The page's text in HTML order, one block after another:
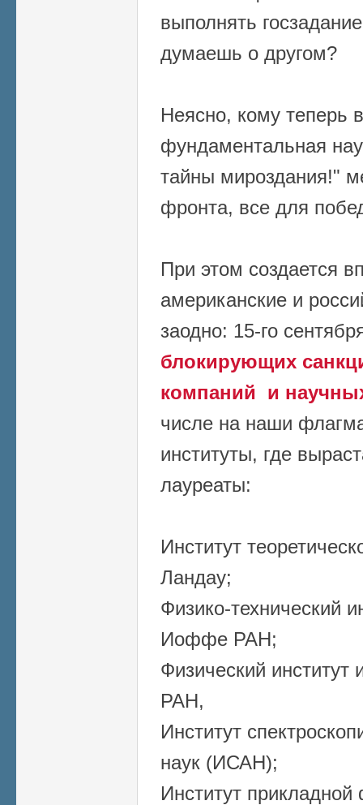
выполнять
думаешь о другом?
Неясно, кому теперь
фундаментальная
тайны мироздания!"
фронта, все для
При этом создается
американские и
заодно: 15-го
блокирующих
компаний и
числе на наши
институты, где
лауреаты:
Институт
Ландау;
Физико-технический
Иоффе РАН;
Физический
РАН,
Институт
наук (ИСАН);
Институт